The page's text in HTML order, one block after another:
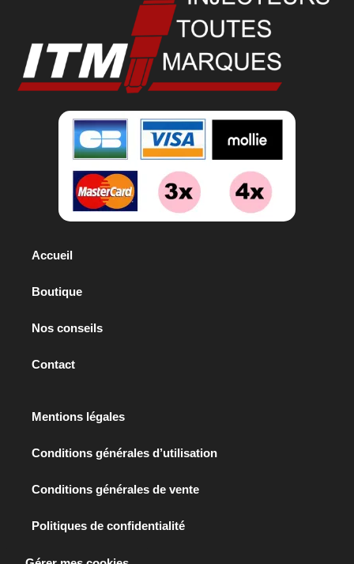
Accueil
Boutique
Nos conseils
Contact
Mentions légales
Conditions générales d’utilisation
Conditions générales de vente
Politiques de confidentialité